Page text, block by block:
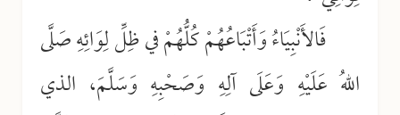
فَالأَنْبِيَاءُ وَأَتْبَاعُهُمْ كُلُّهُمْ في ظِلِّ لِوَائِهِ صَلَّى
اللهُ عَلَيْهِ وَعَلَى آلِهِ وَصَحْبِهِ وَسَلَّمَ، الذي